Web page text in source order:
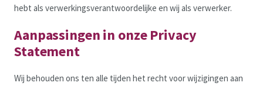
hebt als verwerkingsverantwoordelijke en wij als verwerker.
Aanpassingen in onze Privacy
Statement
Wij behouden ons ten alle tijden het recht voor wijzigingen aan